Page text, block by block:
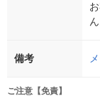
ん
備考
ご注意【免責】